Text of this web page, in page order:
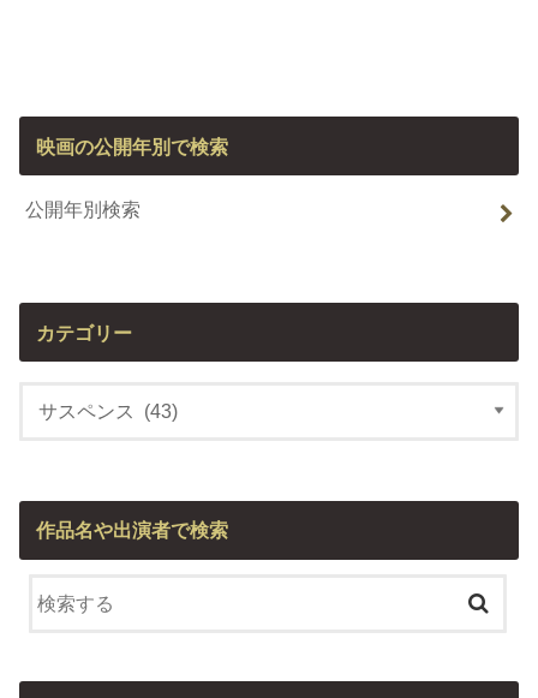
映画の公開年別で検索
公開年別検索
カテゴリー
作品名や出演者で検索